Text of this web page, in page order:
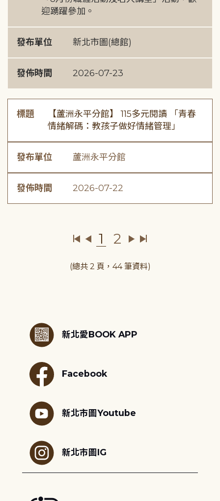
迎踴躍參加。
發布單位 新北市圖(總館)
發佈時間 2026-07-23
標題
【蘆洲永平分館】 115多元閱讀 「青春
情緒解碼：教孩子做好情緒管理」
發布單位 蘆洲永平分館
發佈時間 2026-07-22
1 2
(總共 2 頁，44 筆資料)
新北愛BOOK APP
Facebook
新北市圖Youtube
新北市圖IG